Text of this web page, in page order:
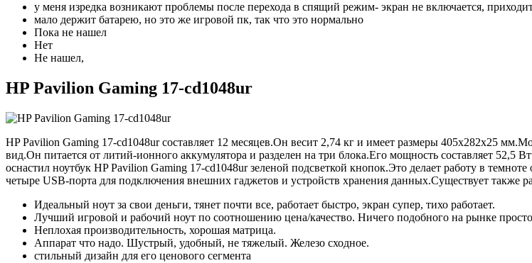
у меня изредка возникают проблемы после перехода в спящий режим- экран не включается,
мало держит батарею, но это же игровой пк, так что это нормально
Пока не нашел
Нет
Не нашел,
HP Pavilion Gaming 17-cd1048ur
HP Pavilion Gaming 17-cd1048ur составляет 12 месяцев.Он весит 2,74 кг и имеет размеры 405x282x25
вид.Он питается от литий-ионного аккумулятора и разделен на три блока.Его мощность составляет 52,5
оснастил ноутбук HP Pavilion Gaming 17-cd1048ur зеленой подсветкой кнопок.Это делает работу в
четыре USB-порта для подключения внешних гаджетов и устройств хранения данных.Существует также
Идеальный ноут за свои деньги, тянет почти все, работает быстро, экран супер, тихо работает.
Лучший игровой и рабочий ноут по соотношению цена/качество. Ничего подобного на рынке
Неплохая производительность, хорошая матрица.
Аппарат что надо. Шустрый, удобный, не тяжелый. Железо сходное.
стильный дизайн для его ценового сегмента